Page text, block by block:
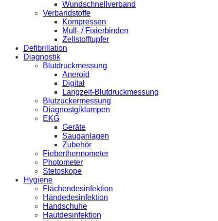
Wundschnellverband
Verbandstoffe
Kompressen
Mull- / Fixierbinden
Zellstofftupfer
Defibrillation
Diagnostik
Blutdruckmessung
Aneroid
Digital
Langzeit-Blutdruckmessung
Blutzuckermessung
Diagnostgiklampen
EKG
Geräte
Sauganlagen
Zubehör
Fieberthermometer
Photometer
Stetoskope
Hygiene
Flächendesinfektion
Händedesinfektion
Handschuhe
Hautdesinfektion